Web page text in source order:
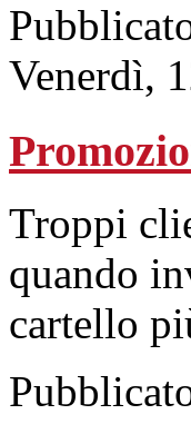
Venerdì,
Troppi
quando
cartello